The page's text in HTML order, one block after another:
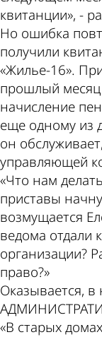
квитанции», -
Но ошибка
получили
«Жилье-16».
прошлый месяц
начисление
еще одному из
он
управляющей
«Что нам
приставы
возмущается
ведома отдали
организации?
право?»
Оказывается, в
«В старых